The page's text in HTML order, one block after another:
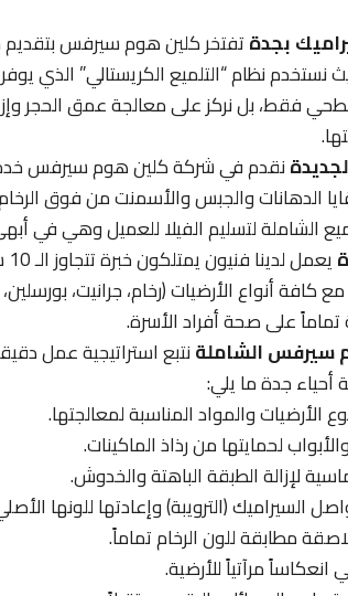
بجدةتفتخر كلين هوم سيرفس بتقديم
نستخدم نظام “التلميع الكريستالي” الذي
فقط، بل نركز على معالجة عمق الحجر
نقدم في شركة كلين هوم سيرفس
الدهانات والجبس والأسمنت من فوق
الشاملة لتسليم الفيلا للعميل وهي في
كافة أنواع الأرضيات (رخام، جرانيت،
على صحة أفراد الأسرة.
سيرفس الشاملةنتبع استراتيجية عمل
جدة ما يلي:
الأرضيات والمواد المناسبة لمعالجتها.
لحمايتها من رذاذ الماكينات.
لإزالة الطبقة الباهتة والخدوش.
السيراميك (الترويبة) وإعادتها للونها
مطابقة للون الرخام تماماً.
مرآتياً للأرضية.